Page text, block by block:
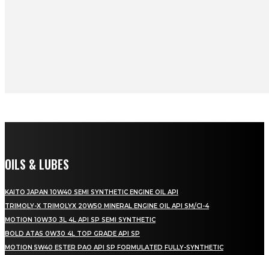
OILS & LUBES
KAITO JAPAN 10W40 SEMI SYNTHETIC ENGINE OIL API
TRIMOLY-X TRIMOLYX 20W50 MINERAL ENGINE OIL API SM/CI-4
MOTION 10W30 3L 4L API SP SEMI SYNTHETIC
BOLD ATAS 0W30 4L TOP GRADE API SP
MOTION 5W40 ESTER PAO API SP FORMULATED FULLY-SYNTHETIC